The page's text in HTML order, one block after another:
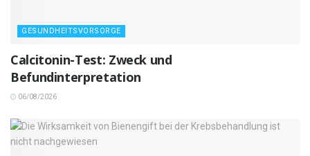
GESUNDHEITSVORSORGE
Calcitonin-Test: Zweck und
Befundinterpretation
06/08/2026